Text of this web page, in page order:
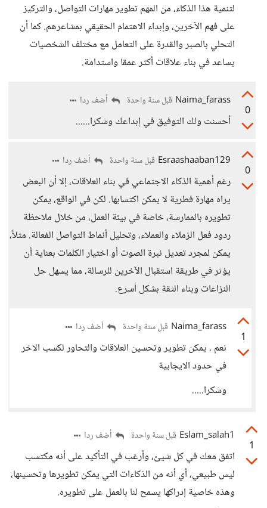
لتنمية هذا الذكاء، من المهم تطوير مهارات التواصل، والتركيز
على فهم الآخرين، وإبداء الاهتمام الحقيقي بمشاعرهم. كما أن
التحلي بالصبر والقدرة على التعامل مع مختلف الشخصيات
يساعد في بناء علاقات أكثر عمقا واستدامة.
0
Naima_farass قبل سنة واحدة أضف ردا
أحسنت ولك التوفيق في إبداعك وشكرا......
0
Esraashaaban129 قبل سنة واحدة أضف ردا
رغم أهمية الذكاء الاجتماعي في بناء العلاقات، إلا أن البعض
يراه مهارة فطرية لا يمكن اكتسابها. لكن في الواقع، يمكن
تطويره بالممارسة، خاصة في بيئة العمل، من خلال ملاحظة
ردود فعل الزملاء والعملاء، وتحليل أنماط التواصل الفعالة. مثلاً،
يمكن لمجرد تعديل نبرة الصوت أو اختيار الكلمات بعناية أن
يؤثر في طريقة استقبال الآخرين للرسالة، مما يسهل حل
النزاعات وبناء الثقة بشكل أسرع.
1
Naima_farass قبل سنة واحدة أضف ردا
نعم ، يمكن تطوير وتحسين العلاقات والتحاور لكسب الاخر
في حدود الايجابية
وشكرا.....
1
Eslam_salah1 قبل سنة واحدة أضف ردا
اتفق معك في كل شيئ، وأرغب في التأكيد على أنه مكتسب
ليس طبيعي، أي أنه من الذكاءات التي يمكن تطويرها وتحسينها،
وهذه خاصية إدراكها يسمح لنا بالعمل على تطويره.